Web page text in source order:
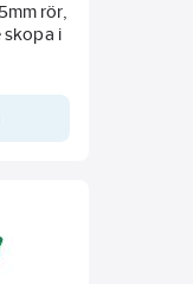
rör,
skopa i